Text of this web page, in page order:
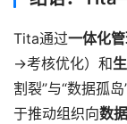
Tita通过一体化
→考核优化）和
割裂”与“数据孤
于推动组织向数